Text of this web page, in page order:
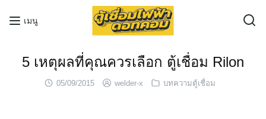
เมนู
5 เหตุผลที่คุณควรเลือก ตู้เชื่อม Rilon
05/09/2015 welder-x บทความตู้เชื่อม